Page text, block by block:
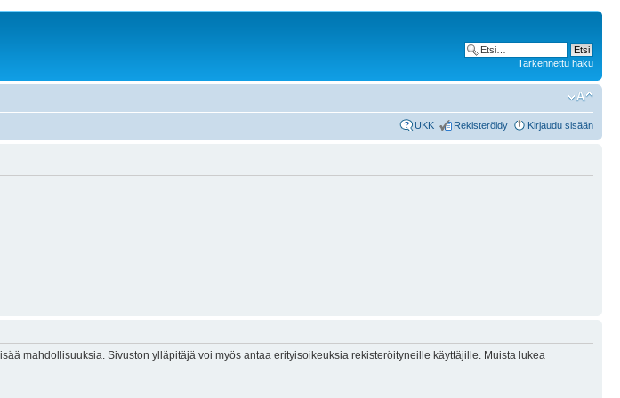
Tarkennettu haku
UKK Rekisteröidy Kirjaudu sisään
mahdollisuuksia. Sivuston ylläpitäjä voi myös antaa erityisoikeuksia rekisteröityneille käyttäjille. Muista lukea